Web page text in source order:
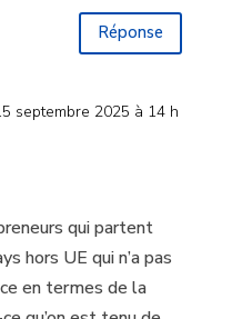
Réponse
septembre 2025 à 14 h
qui partent
hors UE qui n’a pas
en termes de la